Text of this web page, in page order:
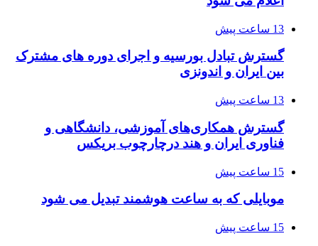
13 ساعت پیش
گسترش تبادل بورسیه و اجرای دوره های مشترک
بین ایران و اندونزی
13 ساعت پیش
گسترش همکاری‌های آموزشی، دانشگاهی و
فناوری ایران و هند درچارچوب بریکس
15 ساعت پیش
موبایلی که به ساعت هوشمند تبدیل می شود
15 ساعت پیش